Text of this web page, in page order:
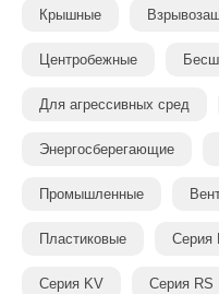
Крышные
Центробежные
Для агрессивных сред
Энергосберегающие
Промышленные
Пластиковые Серия
Серия KV Серия RS